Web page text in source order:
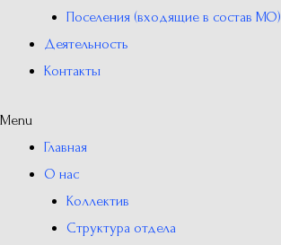
Поселения (входящие в состав МО)
Деятельность
Контакты
Menu
Главная
О нас
Коллектив
Структура отдела